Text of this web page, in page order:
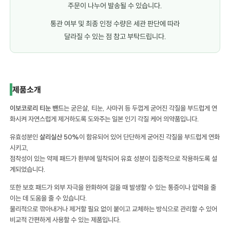
주문이 나누어 발송될 수 있습니다.
통관 여부 및 최종 인정 수량은 세관 판단에 따라
달라질 수 있는 점 참고 부탁드립니다.
제품소개
이보코로리 티눈 밴드는 굳은살, 티눈, 사마귀 등 두껍게 굳어진 각질을 부드럽게 연
화시켜 자연스럽게 제거하도록 도와주는 일본 인기 각질 케어 의약품입니다.
유효성분인살리실산 50%이 함유되어 있어 단단하게 굳어진 각질을 부드럽게 연화
시키고,
점착성이 있는 약제 패드가 환부에 밀착되어 유효 성분이 집중적으로 작용하도록 설
계되었습니다.
또한 보호 패드가 외부 자극을 완화하여 걸을 때 발생할 수 있는 통증이나 압력을 줄
이는 데 도움을 줄 수 있습니다.
물리적으로 깎아내거나 제거할 필요 없이 붙이고 교체하는 방식으로 관리할 수 있어
비교적 간편하게 사용할 수 있는 제품입니다.